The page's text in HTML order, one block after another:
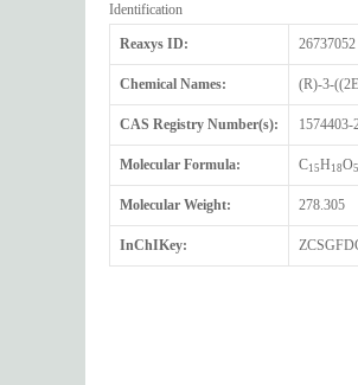
Identification
Reaxys ID: 26737052
Chemical Names: (R)-3-
CAS Registry Number(s): 1574403-
Molecular Formula: C15H 18O5
Molecular Weight: 278.305
InChIKey: